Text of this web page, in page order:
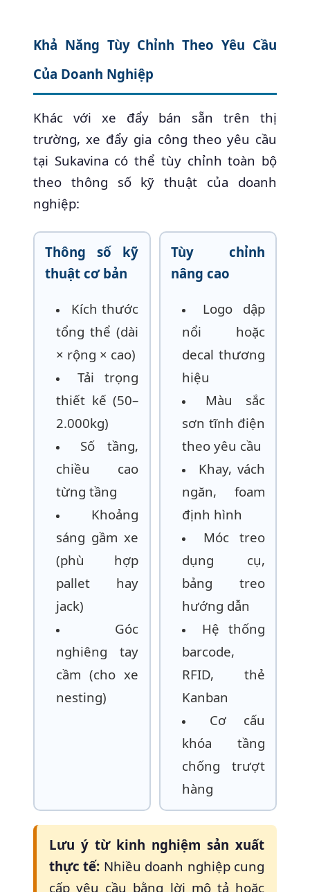
Khả Năng Tùy Chỉnh Theo Yêu Cầu
Của Doanh Nghiệp
Khác với xe đẩy bán sẵn trên thị
trường, xe đẩy gia công theo yêu cầu
tại Sukavina có thể tùy chỉnh toàn bộ
theo thông số kỹ thuật của doanh
nghiệp:
Thông số kỹ
thuật cơ bản
Kích thước
tổng thể (dài
× rộng × cao)
Tải trọng
thiết kế (50–
2.000kg)
Số tầng,
chiều cao
từng tầng
Khoảng
sáng gầm xe
(phù hợp
pallet hay
jack)
Góc
nghiêng tay
cầm (cho xe
nesting)
Tùy chỉnh
nâng cao
Logo dập
nổi hoặc
decal thương
hiệu
Màu sắc
sơn tĩnh điện
theo yêu cầu
Khay, vách
ngăn, foam
định hình
Móc treo
dụng cụ,
bảng treo
hướng dẫn
Hệ thống
barcode,
RFID, thẻ
Kanban
Cơ cấu
khóa tầng
chống trượt
hàng
Lưu ý từ kinh nghiệm sản xuất
thực tế: Nhiều doanh nghiệp cung
cấp yêu cầu bằng lời mô tả hoặc